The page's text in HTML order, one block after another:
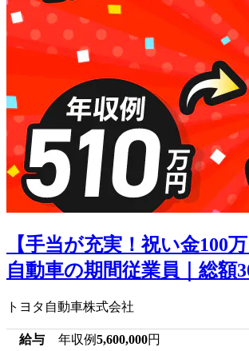
【手当が充実！祝い金100
自動車の期間従業員｜総額
トヨタ自動車株式会社
給与 年収例5,600,000円